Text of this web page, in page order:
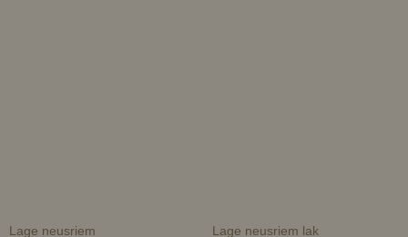
Lage neusriem Lage neusriem lak